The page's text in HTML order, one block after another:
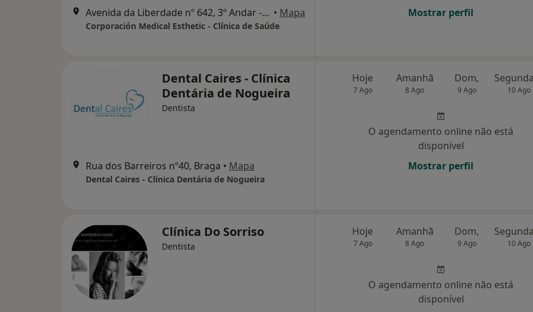
Avenida da Liberdade nº 642, 3º Andar - Sala 1, Braga • Mapa
Corporación Medical Esthetic - Clínica de Saúde
Mostrar perfil
Dental Caires - Clínica
Dentária de Nogueira
Dentista
Rua dos Barreiros nº40, Braga • Mapa
Dental Caires - Clínica Dentária de Nogueira
Hoje
7 Ago
Amanhã
8 Ago
Dom,
9 Ago 10 Ago
O agendamento online não está
disponível
Mostrar perfil
Clínica Do Sorriso
Dentista
Hoje
7 Ago
Amanhã
8 Ago
Dom,
9 Ago 10 Ago
O agendamento online não está
disponível